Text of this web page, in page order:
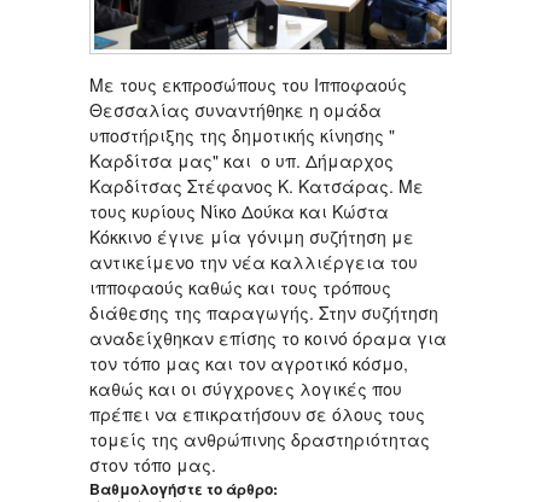
Με τους εκπροσώπους του Ιπποφαούς
Θεσσαλίας συναντήθηκε η ομάδα
υποστήριξης της δημοτικής κίνησης "
Καρδίτσα μας" και ο υπ. Δήμαρχος
Καρδίτσας Στέφανος Κ. Κατσάρας. Με
τους κυρίους Νίκο Δούκα και Κώστα
Κόκκινο έγινε μία γόνιμη συζήτηση με
αντικείμενο την νέα καλλιέργεια του
ιπποφαούς καθώς και τους τρόπους
διάθεσης της παραγωγής. Στην συζήτηση
αναδείχθηκαν επίσης το κοινό όραμα για
τον τόπο μας και τον αγροτικό κόσμο,
καθώς και οι σύγχρονες λογικές που
πρέπει να επικρατήσουν σε όλους τους
τομείς της ανθρώπινης δραστηριότητας
στον τόπο μας.
Βαθμολογήστε το άρθρο: